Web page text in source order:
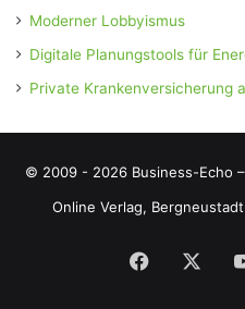
Moderner Lobbyismus
Digitale Planungstools für
Private Krankenversicherung
© 2009 - 2026 Business-Echo
Online Verlag,
Facebook